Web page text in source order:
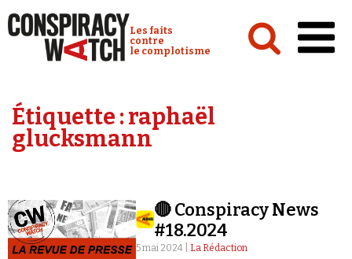
Conspiracy Watch :
Les faits
contre
le complotisme
Analyses
Émissions
Revues de presse
Étiquette :raphaël
glucksmann
🔴 Conspiracy News
#18.2024
5 mai 2024 | La Rédaction